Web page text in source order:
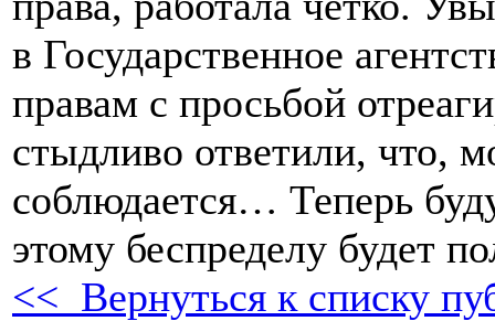
в Государственное
правам с просьбой
стыдливо ответили, что,
соблюдается… Теперь
этому беспределу будет
<< Вернуться к списку